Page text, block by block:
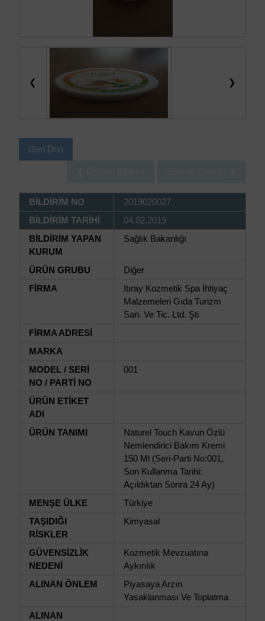
❮ ❯
Geri Dön
BİLDİRİM NO
2019020027
BİLDİRİM TARİHİ
04.02.2019
BİLDİRİM YAPAN
KURUM
Sağlık Bakanlığı
ÜRÜN GRUBU
Diğer
FİRMA
Itıray Kozmetik Spa İhtiyaç
Malzemeleri Gıda Turizm
San. Ve Tic. Ltd. Şti
FİRMA ADRESİ
MARKA
MODEL / SERİ
NO / PARTİ NO
001
ÜRÜN ETİKET
ADI
ÜRÜN TANIMI
Naturel Touch Kavun Özlü
Nemlendirici Bakım Kremi
150 Ml (Seri-Parti No:001,
Son Kullanma Tarihi:
Açıldıktan Sonra 24 Ay)
MENŞE ÜLKE
Türkiye
TAŞIDIĞI
RİSKLER
Kimyasal
GÜVENSİZLİK
NEDENİ
Kozmetik Mevzuatına
Aykırılık
ALINAN ÖNLEM
Piyasaya Arzın
Yasaklanması Ve Toplatma
ALINAN